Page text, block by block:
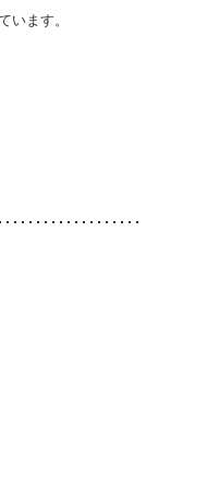
ます。